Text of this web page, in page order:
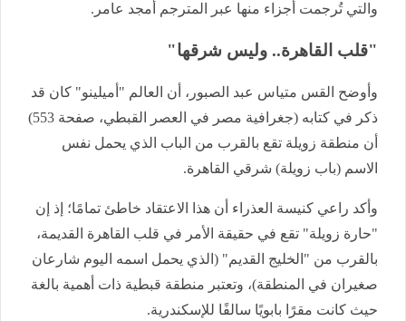
والتي تُرجمت أجزاء منها عبر المترجم أمجد عامر.
"قلب القاهرة.. وليس شرقها"
وأوضح القس متياس عبد الصبور، أن العالم "أميلينو" كان قد
ذكر في كتابه (جغرافية مصر في العصر القبطي، صفحة 553)
أن منطقة زويلة تقع بالقرب من الباب الذي يحمل نفس
الاسم (باب زويلة) شرقي القاهرة.
وأكد راعي كنيسة العذراء أن هذا الاعتقاد خاطئ تمامًا؛ إذ إن
"حارة زويلة" تقع في حقيقة الأمر في قلب القاهرة القديمة،
بالقرب من "الخليج القديم" (الذي يحمل اسمه اليوم شارعان
صغيران في المنطقة)، وتعتبر منطقة قبطية ذات أهمية بالغة
حيث كانت مقرًا بابويًا سالفًا للإسكندرية.